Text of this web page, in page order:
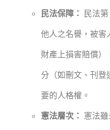
民法保障： 民法
他人之名譽，被害
財產上損害賠償）
分（如刪文、刊
要的人格權。
憲法層次： 憲法